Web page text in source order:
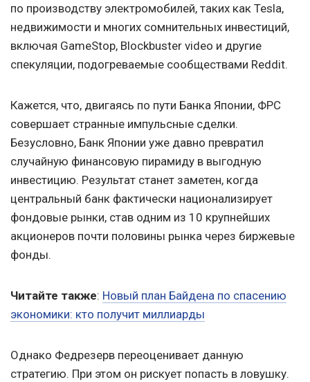
по производству электромобилей, таких как Tesla,
недвижимости и многих сомнительных инвестиций,
включая GameStop, Blockbuster video и другие
спекуляции, подогреваемые сообществами Reddit.
Кажется, что, двигаясь по пути Банка Японии, ФРС
совершает странные импульсные сделки.
Безусловно, Банк Японии уже давно превратил
случайную финансовую пирамиду в выгодную
инвестицию. Результат станет заметен, когда
центральный банк фактически национализирует
фондовые рынки, став одним из 10 крупнейших
акционеров почти половины рынка через биржевые
фонды.
Читайте также: Новый план Байдена по спасению
экономики: кто получит миллиарды
Однако Федрезерв переоценивает данную
стратегию. При этом он рискует попасть в ловушку.